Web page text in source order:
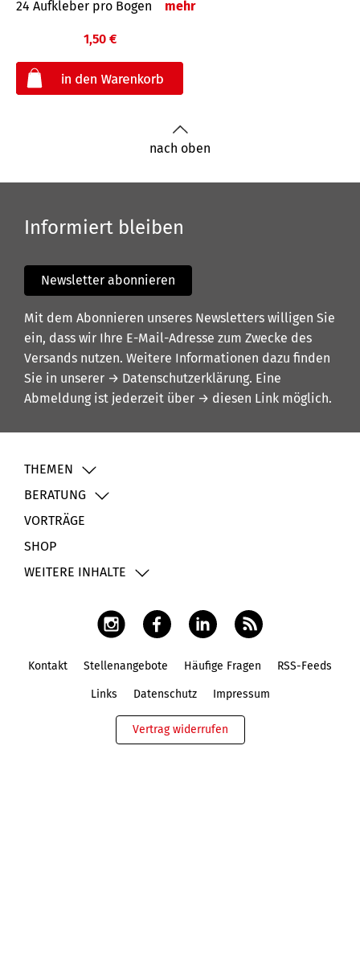
24 Aufkleber pro Bogen mehr
1,50 €
nach oben
Informiert bleiben
Newsletter abonnieren
Mit dem Abonnieren unseres Newsletters willigen Sie
ein, dass wir Ihre E-Mail-Adresse zum Zwecke des
Versands nutzen. Weitere Informationen dazu finden
Sie in unserer → Datenschutzerklärung. Eine
Abmeldung ist jederzeit über → diesen Link möglich.
THEMEN
BERATUNG
VORTRÄGE
SHOP
WEITERE INHALTE
Kontakt Stellenangebote Häufige Fragen RSS-Feeds
Links Datenschutz Impressum
Vertrag widerrufen